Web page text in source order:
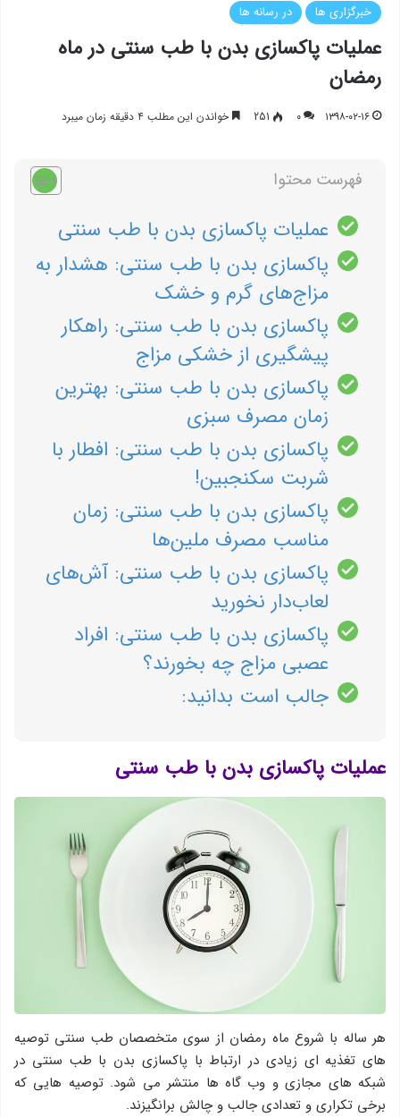
خبرگزاری ها در رسانه ها
عملیات پاکسازی بدن با طب سنتی در ماه
رمضان
۱۳۹۸-۰۲-۱۶ ۰ 251 خواندن این مطلب ۴ دقیقه زمان میبرد
فهرست محتوا
عملیات پاکسازی بدن با طب سنتی
پاکسازی بدن با طب سنتی: هشدار به
مزاج‌های گرم و خشک
پاکسازی بدن با طب سنتی: راهکار
پیشگیری از خشکی مزاج
پاکسازی بدن با طب سنتی: بهترین
زمان مصرف سبزی
پاکسازی بدن با طب سنتی: افطار با
شربت سکنجبین!
پاکسازی بدن با طب سنتی: زمان
مناسب مصرف ملین‌ها
پاکسازی بدن با طب سنتی: آش‌های
لعاب‌دار نخورید
پاکسازی بدن با طب سنتی: افراد
عصبی مزاج چه بخورند؟
جالب است بدانید:
عملیات پاکسازی بدن با طب سنتی
هر ساله با شروع ماه رمضان از سوی متخصصان طب سنتی توصیه
های تغذیه ای زیادی در ارتباط با پاکسازی بدن با طب سنتی در
شبکه های مجازی و وب گاه ها منتشر می شود. توصیه هایی که
برخی تکراری و تعدادی جالب و چالش برانگیزند.